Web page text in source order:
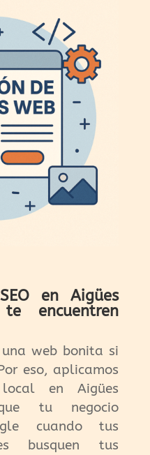
en Aigües
encuentren
web bonita si
eso, aplicamos
en Aigües
tu negocio
cuando tus
busquen tus